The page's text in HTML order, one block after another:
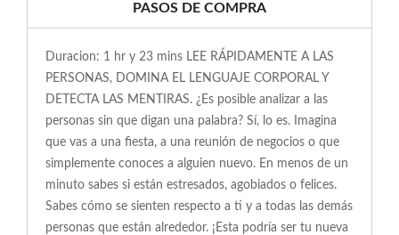
PASOS DE COMPRA
Duracion: 1 hr y 23 mins LEE RÁPIDAMENTE A LAS
PERSONAS, DOMINA EL LENGUAJE CORPORAL Y
DETECTA LAS MENTIRAS. ¿Es posible analizar a las
personas sin que digan una palabra? Sí, lo es. Imagina
que vas a una fiesta, a una reunión de negocios o que
simplemente conoces a alguien nuevo. En menos de un
minuto sabes si están estresados, agobiados o felices.
Sabes cómo se sienten respecto a ti y a todas las demás
personas que están alrededor. ¡Esta podría ser tu nueva